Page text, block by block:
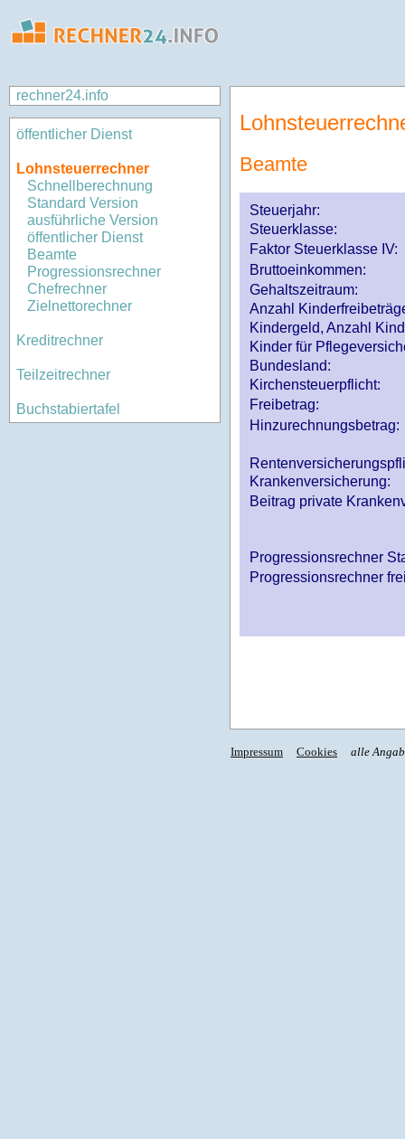
rechner24.info
öffentlicher Dienst
Lohnsteuerrechner
Schnellberechnung
Standard Version
ausführliche Version
öffentlicher Dienst
Beamte
Progressionsrechner
Chefrechner
Zielnettorechner
Kreditrechner
Teilzeitrechner
Buchstabiertafel
Beamte
Steuerjahr:
Steuerklasse:
Faktor Steuerklasse IV:
Bruttoeinkommen:
Gehaltszeitraum:
Anzahl
Kindergeld, Anzahl
Kinder für
Bundesland:
Kirchensteuerpflicht:
Freibetrag:
Hinzurechnungsbetrag:
Krankenversicherung:
Beitrag private
Progressionsrechner
Progressionsrechner
Impressum Cookies alle